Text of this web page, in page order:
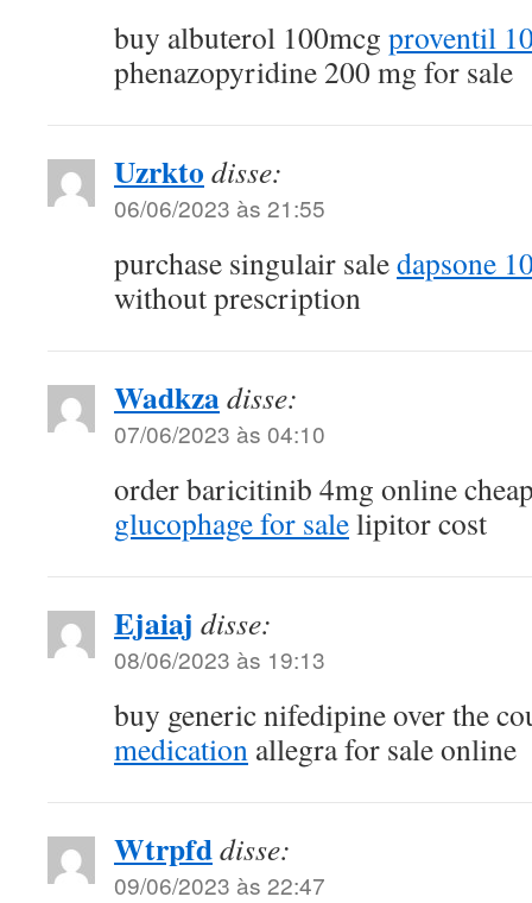
buy albuterol 100mcg proventil
phenazopyridine 200 mg for sale
Uzrkto disse:
06/06/2023 às 21:55
purchase singulair saledapsone
without prescription
Wadkzadisse:
07/06/2023 às 04:10
order baricitinib 4mg online
glucophage for salelipitor cost
Ejaiaj disse:
08/06/2023 às 19:13
buy generic nifedipine over the
medication allegra for sale online
Wtrpfddisse:
09/06/2023 às 22:47